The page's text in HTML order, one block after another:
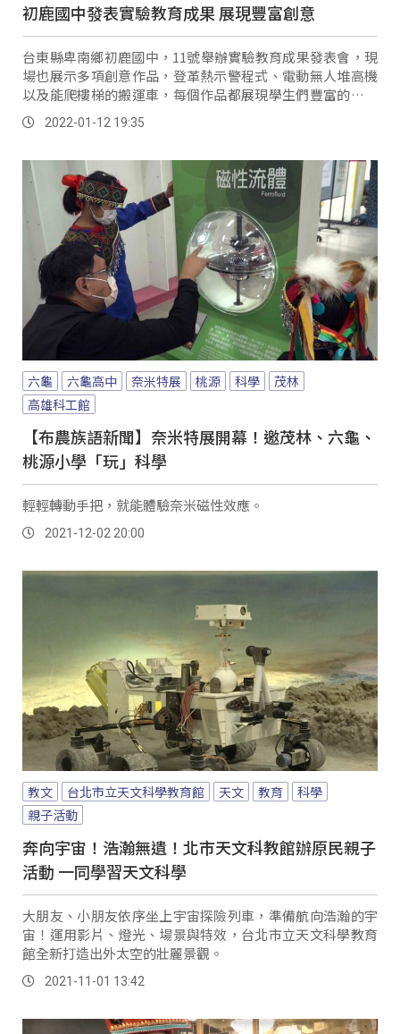
初鹿國中發表實驗教育成果 展現豐富創意
台東縣卑南鄉初鹿國中，11號舉辦實驗教育成果發表會，現
場也展示多項創意作品，登革熱示警程式、電動無人堆高機
以及能爬樓梯的搬運車，每個作品都展現學生們豐富的想像
力與競爭力。
2022-01-12 19:35
六龜 六龜高中 奈米特展 桃源 科學
茂林
高雄科工館
【布農族語新聞】奈米特展開幕！邀茂林、六龜、
桃源小學「玩」科學
輕輕轉動手把，就能體驗奈米磁性效應。
2021-12-02 20:00
教文 台北市立天文科學教育館 天文 教育
科學
親子活動
奔向宇宙！浩瀚無遺！北市天文科教館辦原民親子
活動 一同學習天文科學
大朋友、小朋友依序坐上宇宙探險列車，準備航向浩瀚的宇
宙！運用影片、燈光、場景與特效，台北市立天文科學教育
館全新打造出外太空的壯麗景觀。
2021-11-01 13:42